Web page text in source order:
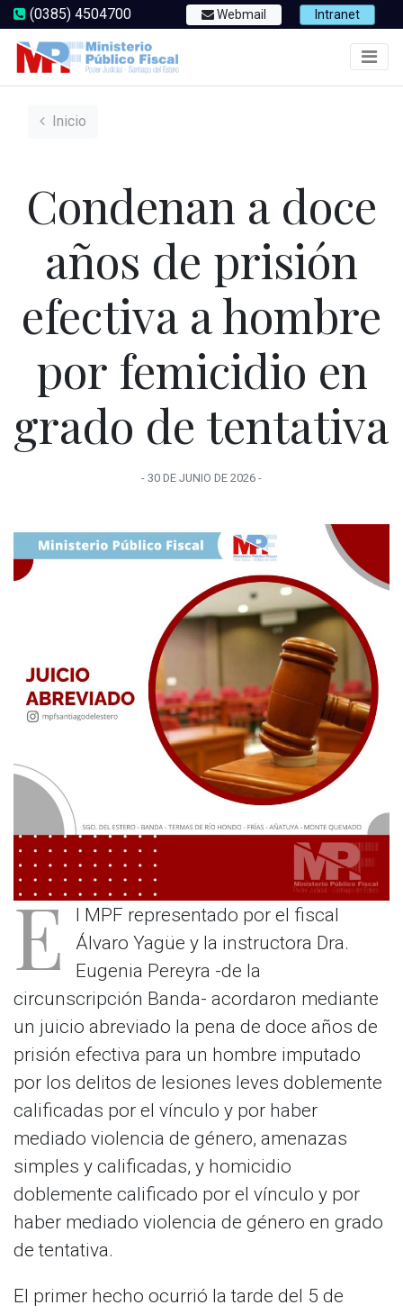
(0385) 4504700 Webmail Intranet
Inicio
Condenan a doce
años de prisión
efectiva a hombre
por femicidio en
grado de tentativa
- 30 DE JUNIO DE 2026 -
E l MPF representado por el fiscal
Álvaro Yagüe y la instructora Dra.
Eugenia Pereyra -de la
circunscripción Banda- acordaron mediante
un juicio abreviado la pena de doce años de
prisión efectiva para un hombre imputado
por los delitos de lesiones leves doblemente
calificadas por el vínculo y por haber
mediado violencia de género, amenazas
simples y calificadas, y homicidio
doblemente calificado por el vínculo y por
haber mediado violencia de género en grado
de tentativa.
El primer hecho ocurrió la tarde del 5 de